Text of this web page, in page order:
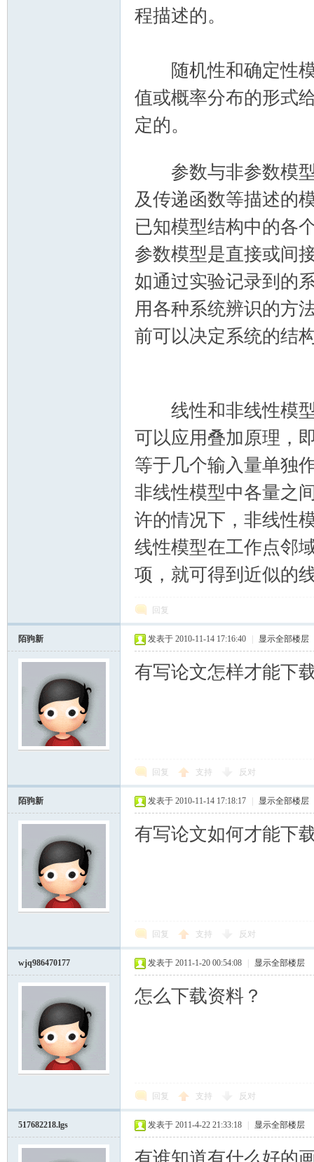
程描述的。
随机性和确定性模
值或概率分布的形式
定的。
参数与非参数模型
及传递函数等描述的
已知模型结构中的各
参数模型是直接或间
如通过实验记录到的
用各种系统辨识的方
前可以决定系统的结
线性和非线性模型
可以应用叠加原理，
等于几个输入量单独
非线性模型中各量之
许的情况下，非线性
线性模型在工作点邻
项，就可得到近似的
回复
陌驹新 发表于 2010-11-14 17:16:40 显示全部楼层
有写论文怎样才能下
回复 支持 反对
陌驹新 发表于 2010-11-14 17:18:17 显示全部楼层
有写论文如何才能下
回复 支持 反对
wjq986470177 发表于 2011-1-20 00:54:08 显示全部楼层
怎么下载资料？
回复 支持 反对
517682218.lgs 发表于 2011-4-22 21:33:18 显示全部楼层
有谁知道有什么好的